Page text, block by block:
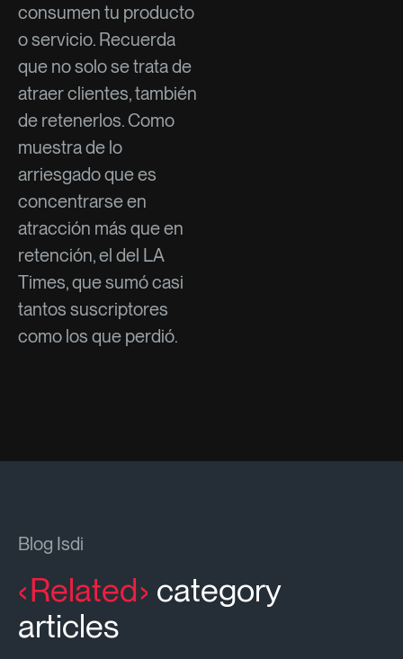
consumen tu producto
o servicio. Recuerda
que no solo se trata de
atraer clientes, también
de retenerlos. Como
muestra de lo
arriesgado que es
concentrarse en
atracción más que en
retención, el del LA
Times, que sumó casi
tantos suscriptores
como los que perdió.
Blog Isdi
Related category
articles